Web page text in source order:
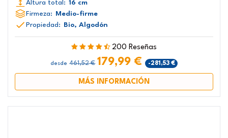
Altura total: 16 cm
Firmeza:
Medio-firme
Propiedad:
Bio, Algodón
200 Reseñas
desde 461,52 € 179,99 € -281,53 €
MÁS INFORMACIÓN